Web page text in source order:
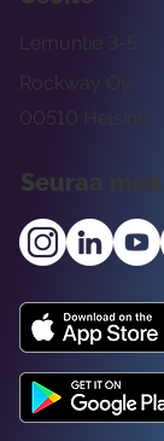
Rockway Oy
Lemuntie 3-5
00510 Helsinki
Seuraa